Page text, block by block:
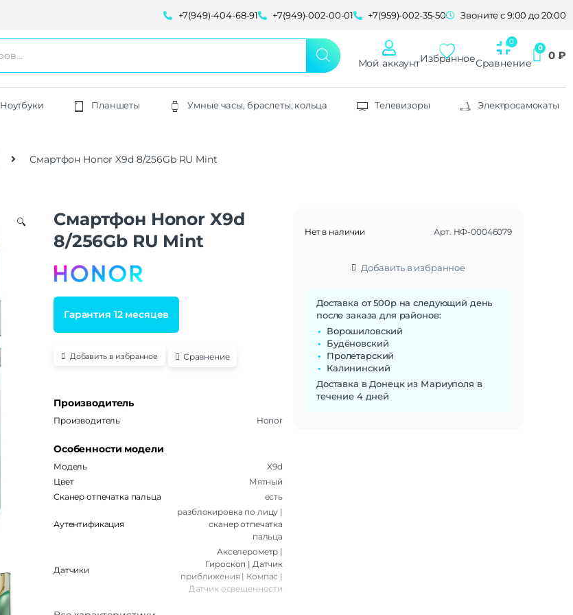
+7(949)-404-68-91 +7(949)-002-00-01 +7(959)-002-35-50 Звоните с 9:00 до 20:00
Мой аккаунтИзбранноеСравнение
0 ₽
Ноутбуки Планшеты Умные часы, браслеты, кольца Телевизоры Электросамокаты
Смартфон Honor X9d 8/256Gb RU Mint
🔍
Смартфон Honor X9d
8/256Gb RU Mint
Гарантия 12 месяцев
Добавить в избранное Сравнение
Производитель
Производитель Honor
Особенности модели
Модель
X9d
Цвет
Мятный
Сканер отпечатка пальца
есть
Аутентификация
разблокировка по лицу |
сканер отпечатка
пальца
Датчики
Акселерометр |
Гироскоп | Датчик
приближения | Компас |
Датчик освещенности
Нет в наличии Арт. НФ-00046079
Добавить в избранное
Доставка от 500р на следующий день
после заказа для районов:
Ворошиловский
Будёновский
Пролетарский
Калининский
Доставка в Донецк из Мариуполя в
течение 4 дней